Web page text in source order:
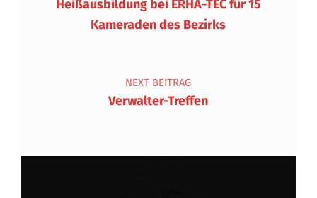
Heißausbildung bei ERHA-TEC für 15
Kameraden des Bezirks
NEXT BEITRAG
Verwalter-Treffen